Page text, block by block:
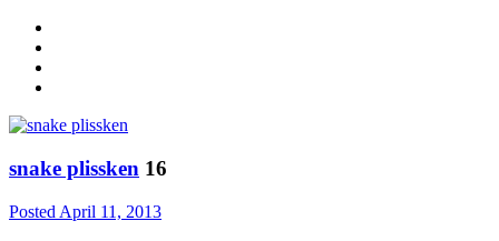
snake plissken 16
Posted April 11, 2013